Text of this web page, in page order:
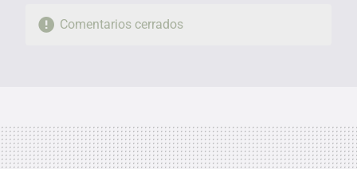
Comentarios cerrados